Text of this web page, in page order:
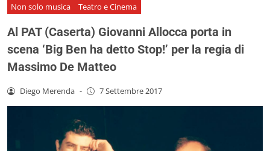
Non solo musica Teatro e Cinema
Al PAT (Caserta) Giovanni Allocca porta in
scena ‘Big Ben ha detto Stop!’ per la regia di
Massimo De Matteo
Diego Merenda - 7 Settembre 2017